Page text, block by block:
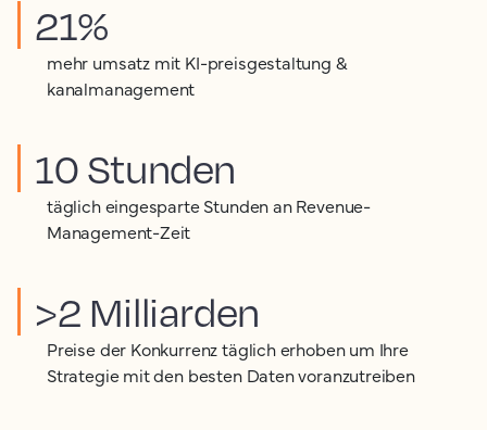
21%
mehr umsatz mit KI-preisgestaltung &
kanalmanagement
10 Stunden
täglich eingesparte Stunden an Revenue-
Management-Zeit
>2 Milliarden
Preise der Konkurrenz täglich erhoben um Ihre
Strategie mit den besten Daten voranzutreiben